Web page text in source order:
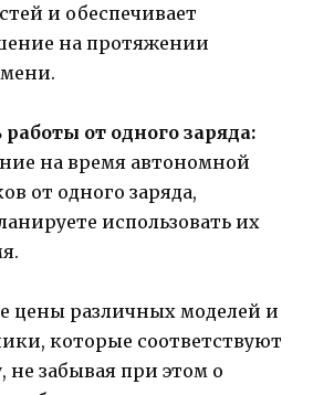
и обеспечивает
на протяжении
от одного заряда:
на время автономной
от одного заряда,
использовать их
цены различных моделей и
которые соответствуют
забывая при этом о